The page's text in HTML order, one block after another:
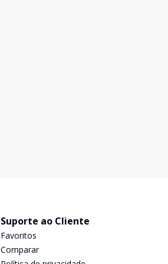
Suporte ao Cliente
Favoritos
Comparar